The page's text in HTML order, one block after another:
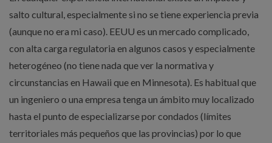
salto cultural, especialmente si no se tiene experiencia previa
(aunque no era mi caso). EEUU es un mercado complicado,
con alta carga regulatoria en algunos casos y especialmente
heterogéneo (no tiene nada que ver la normativa y
circunstancias en Hawaii que en Minnesota). Es habitual que
un ingeniero o una empresa tenga un ámbito muy localizado
hasta el punto de especializarse por condados (límites
territoriales más pequeños que las provincias) por lo que